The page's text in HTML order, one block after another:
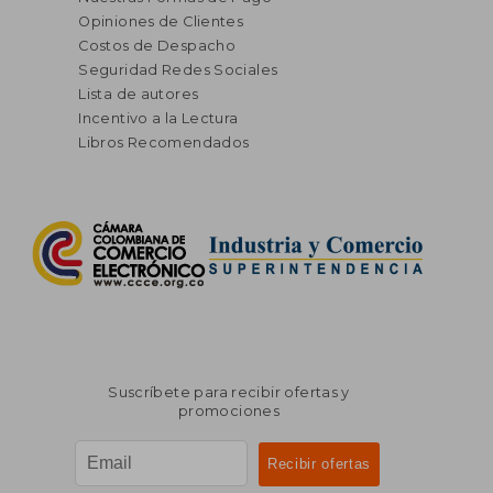
Opiniones de Clientes
Costos de Despacho
Seguridad Redes Sociales
Lista de autores
Incentivo a la Lectura
Libros Recomendados
Suscríbete para recibir ofertas y
promociones